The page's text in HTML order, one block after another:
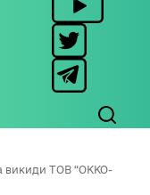
викиди ТОВ “ОККО-